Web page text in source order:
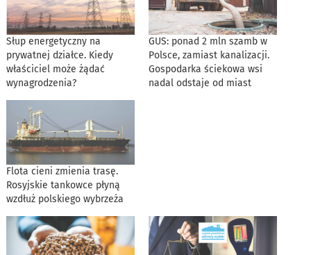
Słup energetyczny na
prywatnej działce. Kiedy
właściciel może żądać
wynagrodzenia?
GUS: ponad 2 mln szamb w
Polsce, zamiast kanalizacji.
Gospodarka ściekowa wsi
nadal odstaje od miast
Flota cieni zmienia trasę.
Rosyjskie tankowce płyną
wzdłuż polskiego wybrzeża